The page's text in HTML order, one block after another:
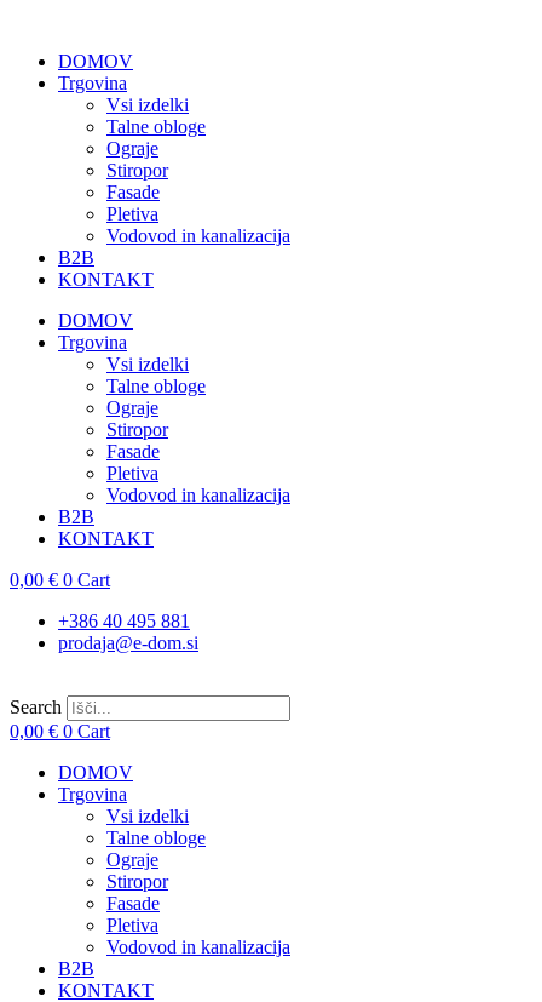
contentDOMOV
Trgovina
Vsi izdelki
Talne obloge
Ograje
Stiropor
Fasade
Pletiva
Vodovod in kanalizacija
B2B
KONTAKT
DOMOV
Trgovina
Vsi izdelki
Talne obloge
Ograje
Stiropor
Fasade
Pletiva
Vodovod in kanalizacija
B2B
KONTAKT
0,00 € 0 Cart
+386 40 495 881
prodaja@e-dom.si
Search
0,00 € 0 Cart
DOMOV
Trgovina
Vsi izdelki
Talne obloge
Ograje
Stiropor
Fasade
Pletiva
Vodovod in kanalizacija
B2B
KONTAKT